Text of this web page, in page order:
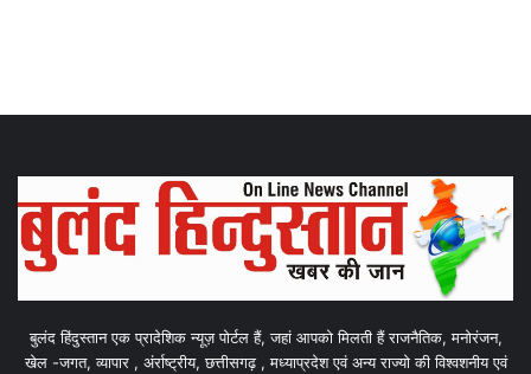
बुलंद हिंदुस्तान एक प्रादेशिक न्यूज़ पोर्टल हैं, जहां आपको मिलती हैं राजनैतिक, मनोरंजन,
खेल -जगत, व्यापार , अंर्राष्ट्रीय, छत्तीसगढ़ , मध्याप्रदेश एवं अन्य राज्यो की विश्वशनीय एवं